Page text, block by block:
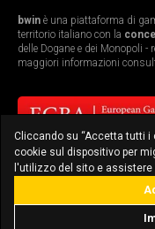
bwin è una piattaforma di
territorio italiano con la
delle Dogane e dei Monopoli
maggiori informazioni
bonus fino
Cliccando su “Accetta tutti
cookie sul dispositivo per
l'utilizzo del sito e